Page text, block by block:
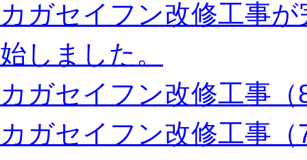
カガセイフン改修工事
始しました。
カガセイフン改修工事
カガセイフン改修工事